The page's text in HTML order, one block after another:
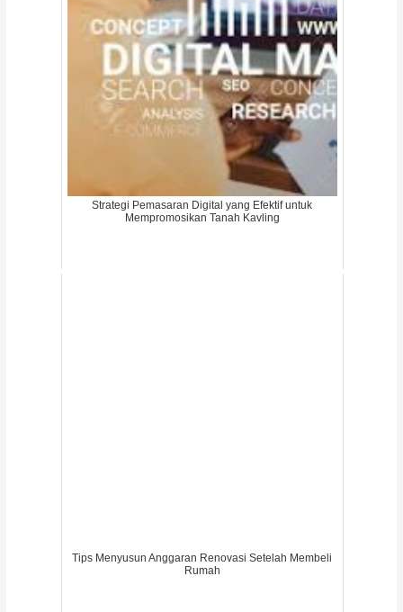
Strategi Pemasaran Digital yang Efektif untuk
Mempromosikan Tanah Kavling
Tips Menyusun Anggaran Renovasi Setelah Membeli
Rumah